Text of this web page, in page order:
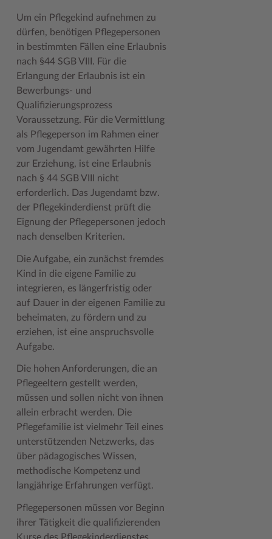
Geodatenportale (Kreiskarte)
Kfz-Zulassung
Kontakt / Öffnungszeiten
Lebenslagen
Leistungen
Lexikon
Publikationen
Wo Sie uns finden
Wunsch-Kennzeichen ↗
Zuständigkeitsfinder SH ↗
Fotoarchiv
Hitzeschutz
Klimaanpassungskonzept
Kreistag Sitzungskalender
Lokales Wetter
Newsletter
Pressemeldungen
Social Media
Stormarninfo
Ukrainehilfe
Woche der Seelischen Gesundheit
#MeinStormarn
Kreispräsident
Kreistag und Ausschüsse
Kreistag Sitzungskalender
Kreisverwaltung
Landrat
Sonderbereiche
Stabsbereiche
Städte und Gemeinden
Wappen und Geschichte
Was ist ein Kreis?
Zahlen, Daten, Fakten
Offene Stellen
Praktika und FSJ
Weiterbildung beim Kreis Stormarn
Wen wir suchen
Klimaschutz beim Kreis Stormarn
Projekt e-Gewerbe
Stormarner Bündnis für bezahlbares Wohnen
Wirtschafts- und Aufbaugesellschaft Stormarn
Zahlen, Daten, Fakten
Kulturelle Einrichtungen
Museen
Naturschutzgebiete
Radwandern
Storchenhorste
Lieblingsplätze in der Metropolregion
Termine und Veranstaltungen
Tourismus
Umlandscout Hamburg
Vereine und Gruppen
Um ein Pflegekind aufnehmen zu
dürfen, benötigen Pflegepersonen
in bestimmten Fällen eine Erlaubnis
nach §44 SGB VIII. Für die
Erlangung der Erlaubnis ist ein
Bewerbungs- und
Qualifizierungsprozess
Voraussetzung. Für die Vermittlung
als Pflegeperson im Rahmen einer
vom Jugendamt gewährten Hilfe
zur Erziehung, ist eine Erlaubnis
nach § 44 SGB VIII nicht
erforderlich. Das Jugendamt bzw.
der Pflegekinderdienst prüft die
Eignung der Pflegepersonen jedoch
nach denselben Kriterien.
Die Aufgabe, ein zunächst fremdes
Kind in die eigene Familie zu
integrieren, es längerfristig oder
auf Dauer in der eigenen Familie zu
beheimaten, zu fördern und zu
erziehen, ist eine anspruchsvolle
Aufgabe.
Die hohen Anforderungen, die an
Pflegeeltern gestellt werden,
müssen und sollen nicht von ihnen
allein erbracht werden. Die
Pflegefamilie ist vielmehr Teil eines
unterstützenden Netzwerks, das
über pädagogisches Wissen,
methodische Kompetenz und
langjährige Erfahrungen verfügt.
Pflegepersonen müssen vor Beginn
ihrer Tätigkeit die qualifizierenden
Kurse des Pflegekinderdienstes